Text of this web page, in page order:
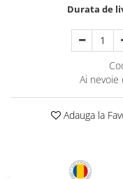
Palatul Culturii Iasi
Durata de
Ai nevoie
Adauga la